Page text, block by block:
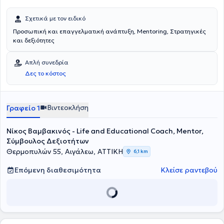
και εμπειρίας.
Σχετικά με τον ειδικό
Προσωπική και επαγγελματική ανάπτυξη, Mentoring, Στρατηγικές
και δεξιότητες
Απλή συνεδρία
Δες το κόστος
Γραφείο 1 Βιντεοκλήση
Νίκος Βαμβακινός - Life and Educational Coach, Mentor,
Σύμβουλος Δεξιοτήτων
Θερμοπυλών 55, Αιγάλεω, ΑΤΤΙΚΗ
6,1 km
Επόμενη διαθεσιμότητα Κλείσε ραντεβού